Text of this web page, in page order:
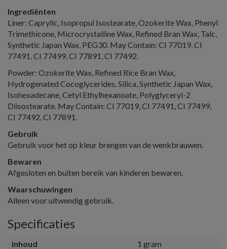
Ingrediënten
Liner: Caprylic, Isopropul Isostearate, Ozokerite Wax, Phenyl
Trimethicone, Microcrystalline Wax, Refined Bran Wax, Talc,
Synthetic Japan Wax, PEG30. May Contain: CI 77019, CI
77491, CI 77499, CI 77891, CI 77492.
Powder: Ozokerite Wax, Refined Rice Bran Wax,
Hydrogenated Cocoglycerides, Silica, Synthetic Japan Wax,
Isohexadecane, Cetyl Ethylhexanoate, Polyglyceryl-2
Diisostearate. May Contain: CI 77019, CI 77491, CI 77499,
CI 77492, CI 77891.
Gebruik
Gebruik voor het op kleur brengen van de wenkbrauwen.
Bewaren
Afgesloten en buiten bereik van kinderen bewaren.
Waarschuwingen
Alleen voor uitwendig gebruik.
Specificaties
inhoud
1 gram